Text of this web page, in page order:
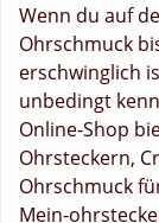
Wenn du auf
Ohrschmuck
erschwinglich
unbedingt
Online-Shop
Ohrsteckern,
Ohrschmuck
Mein-